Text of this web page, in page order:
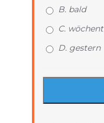
B. bald
C.
D. gestern